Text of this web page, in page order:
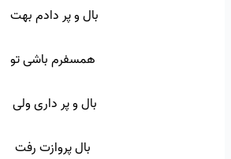
بال و پر دادم بهت
همسفرم باشی تو
بال و پر داری ولی
بال پروازت رفت